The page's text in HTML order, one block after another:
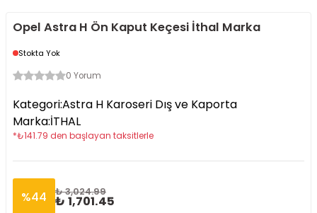
Opel Astra H Ön Kaput Keçesi İthal Marka
Stokta Yok
0 Yorum
Kategori:Astra H Karoseri Dış ve Kaporta
Marka:İTHAL
*₺141.79 den başlayan taksitlerle
%44 ₺ 3,024.99
₺ 1,701.45